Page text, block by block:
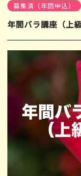
募集済（年間申込）
年間バラ講座（上級